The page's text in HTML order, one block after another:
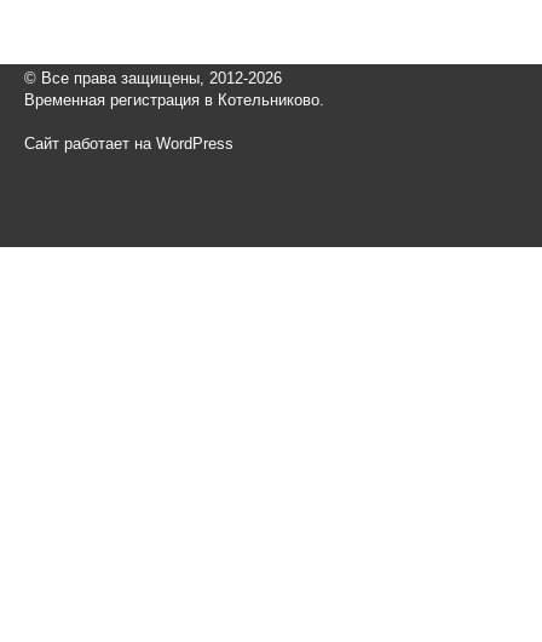
© Все права защищены, 2012-2026
Временная регистрация в Котельниково.
Сайт работает на WordPress